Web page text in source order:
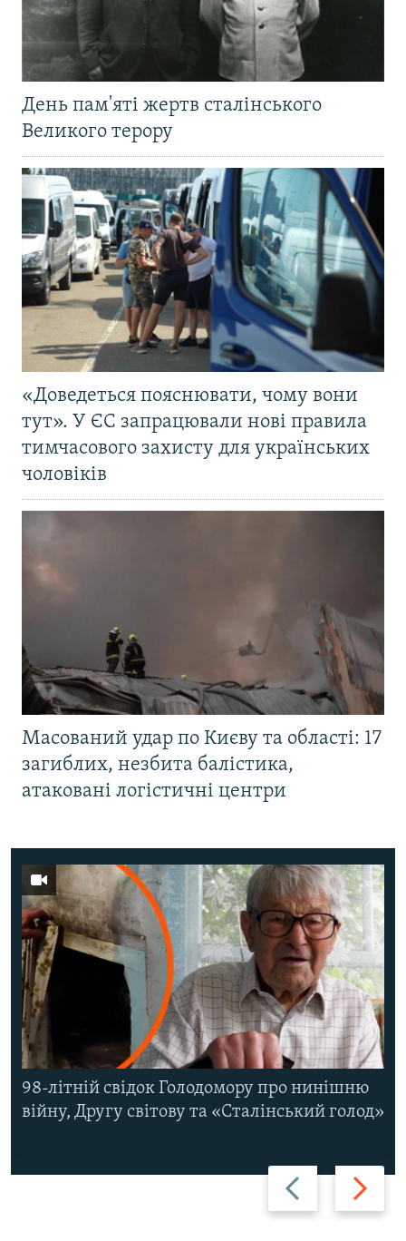
День пам'яті жертв сталінського
Великого терору
«Доведеться пояснювати, чому вони
тут». У ЄС запрацювали нові правила
тимчасового захисту для українських
чоловіків
Масований удар по Києву та області: 17
загиблих, незбита балістика,
атаковані логістичні центри
Назад Вперед
98-літній свідок Голодомору про нинішню
війну, Другу світову та «Сталінський голод»